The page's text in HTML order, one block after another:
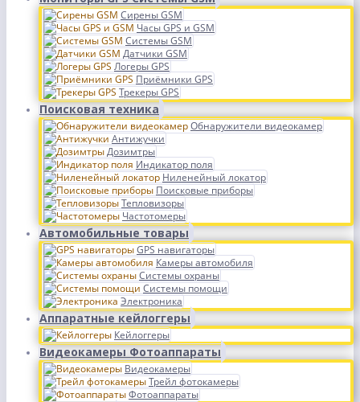
Сирены GSM
Часы GPS и GSM
Системы GSM
Датчики GSM
Логеры GPS
Приёмники GPS
Трекеры GPS
Поисковая техника
Обнаружители видеокамер
Антижучки
Дозимтры
Индикатор поля
Ниленейный локатор
Поисковые приборы
Тепловизоры
Частотомеры
Автомобильные товары
GPS навигаторы
Камеры автомобиля
Системы охраны
Системы помощи
Электроника
Аппаратные кейлоггеры
Кейлоггеры
Видеокамеры Фотоаппараты
Видеокамеры
Трейл фотокамеры
Фотоаппараты